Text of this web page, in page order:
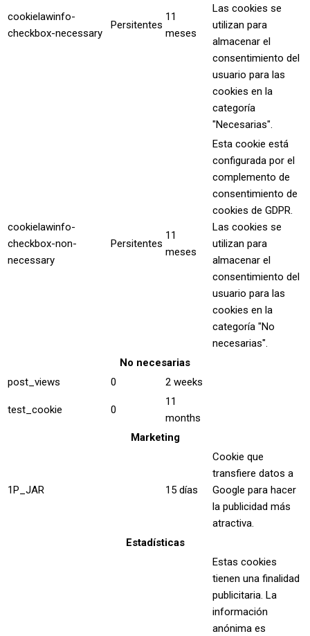
cookielawinfo-
checkbox-necessary
Persitentes
11
meses
Las cookies se
utilizan para
almacenar el
consentimiento del
usuario para las
cookies en la
categoría
"Necesarias".
cookielawinfo-
checkbox-non-
necessary
Persitentes
11
meses
Esta cookie está
configurada por el
complemento de
consentimiento de
cookies de GDPR.
Las cookies se
utilizan para
almacenar el
consentimiento del
usuario para las
cookies en la
categoría "No
necesarias".
No necesarias
post_views
0 2 weeks
test_cookie 0
11
months
Marketing
1P_JAR 15 días
Cookie que
transfiere datos a
Google para hacer
la publicidad más
atractiva.
Estadísticas
Estas cookies
tienen una finalidad
publicitaria. La
información
anónima es